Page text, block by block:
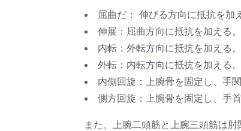
屈曲だ： 伸びる方向に抵抗を加
伸展：屈曲方向に抵抗を加える。
内転：外転方向に抵抗を加える。
外転：内転方向に抵抗を加える。
内側回旋：上腕骨を固定し、手
側方回旋：上腕骨を固定し、手
また、上腕二頭筋と上腕三頭筋は